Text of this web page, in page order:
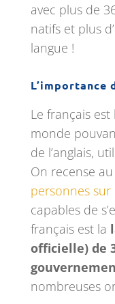
avec plus de
natifs et plus
langue !
L’importance
Le français
monde
de l’anglais,
On recense
personnes
capables de
français est la
officielle) de
nombreuses